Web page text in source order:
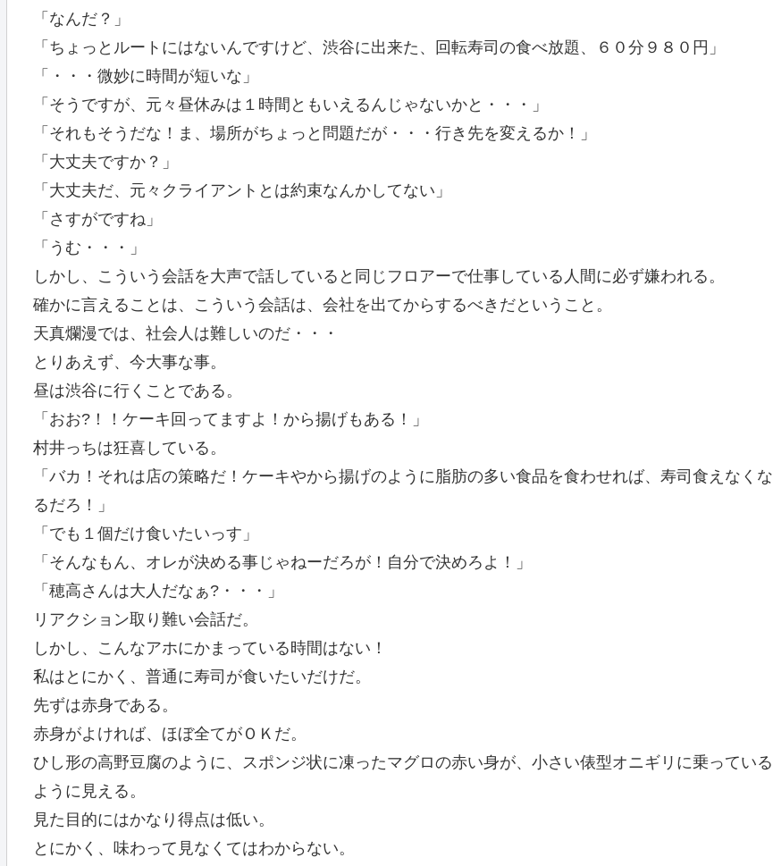
「なんだ？」
「ちょっとルートにはないんですけど、渋谷に出来た、回転寿司の食べ放題、６０分９８０円」
「・・・微妙に時間が短いな」
「そうですが、元々昼休みは１時間ともいえるんじゃないかと・・・」
「それもそうだな！ま、場所がちょっと問題だが・・・行き先を変えるか！」
「大丈夫ですか？」
「大丈夫だ、元々クライアントとは約束なんかしてない」
「さすがですね」
「うむ・・・」
しかし、こういう会話を大声で話していると同じフロアーで仕事している人間に必ず嫌われる。
確かに言えることは、こういう会話は、会社を出てからするべきだということ。
天真爛漫では、社会人は難しいのだ・・・
とりあえず、今大事な事。
昼は渋谷に行くことである。
「おお?！！ケーキ回ってますよ！から揚げもある！」
村井っちは狂喜している。
「バカ！それは店の策略だ！ケーキやから揚げのように脂肪の多い食品を食わせれば、寿司食えなくな
るだろ！」
「でも１個だけ食いたいっす」
「そんなもん、オレが決める事じゃねーだろが！自分で決めろよ！」
「穂高さんは大人だなぁ?・・・」
リアクション取り難い会話だ。
しかし、こんなアホにかまっている時間はない！
私はとにかく、普通に寿司が食いたいだけだ。
先ずは赤身である。
赤身がよければ、ほぼ全てがＯＫだ。
ひし形の高野豆腐のように、スポンジ状に凍ったマグロの赤い身が、小さい俵型オニギリに乗っている
ように見える。
見た目的にはかなり得点は低い。
とにかく、味わって見なくてはわからない。